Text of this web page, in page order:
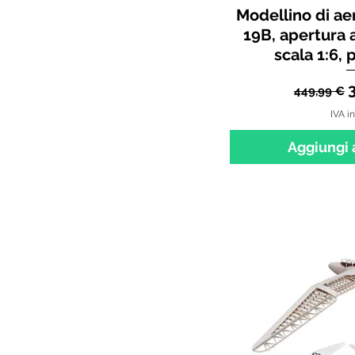
Modellino di
19B, apertura
scala 1:6,
Prezzo
449,99 €
IVA
Aggiungi